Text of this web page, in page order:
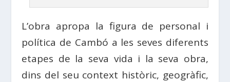
L’obra apropa la figura de personal i
política de Cambó a les seves diferents
etapes de la seva vida i la seva obra,
dins del seu context històric, geogràfic,